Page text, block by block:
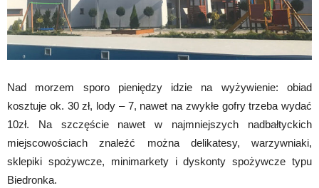
Nad morzem sporo pieniędzy idzie na wyżywienie: obiad
kosztuje ok. 30 zł, lody – 7, nawet na zwykłe gofry trzeba wydać
10zł. Na szczęście nawet w najmniejszych nadbałtyckich
miejscowościach znaleźć można delikatesy, warzywniaki,
sklepiki spożywcze, minimarkety i dyskonty spożywcze typu
Biedronka.